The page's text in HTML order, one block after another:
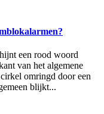
een rood woord
van het algemene
omringd door een
blijkt...